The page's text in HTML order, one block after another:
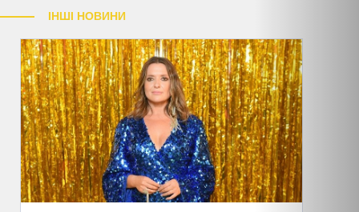
ІНШІ НОВИНИ